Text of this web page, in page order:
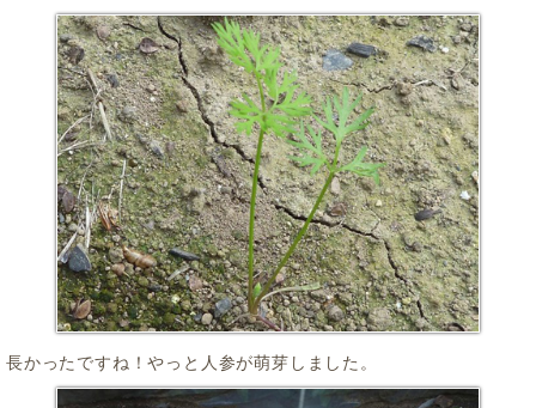
長かったですね！やっと人参が萌芽しました。